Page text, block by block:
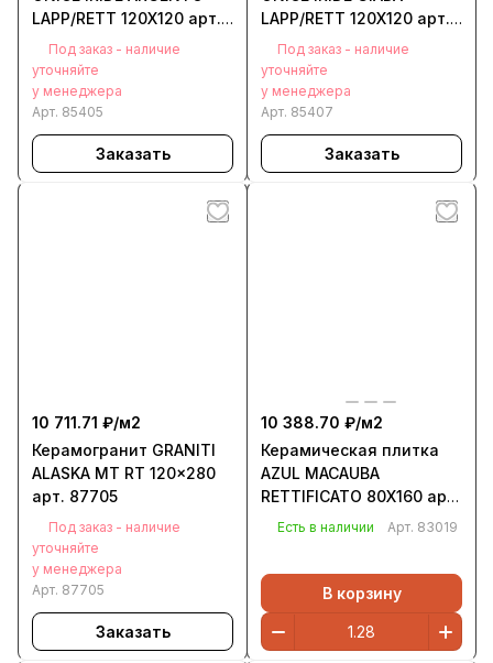
LAPP/RETT 120X120 арт.
85405
Под заказ - наличие
уточняйте
у менеджера
Арт. 85405
Заказать
LAPP/RETT 120X120 арт.
85407
Под заказ - наличие
уточняйте
у менеджера
Арт. 85407
Заказать
10 711.71 ₽/м2
Керамогранит GRANITI
ALASKA MT RT 120x280
арт. 87705
Под заказ - наличие
уточняйте
у менеджера
Арт. 87705
Заказать
10 388.70 ₽/м2
Керамическая плитка
AZUL MACAUBA
RETTIFICATO 80X160 арт.
83019
Есть в наличии Арт. 83019
В корзину